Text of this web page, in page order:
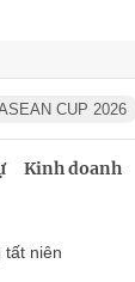
CUP 2026
Kinh doanh
tất niên